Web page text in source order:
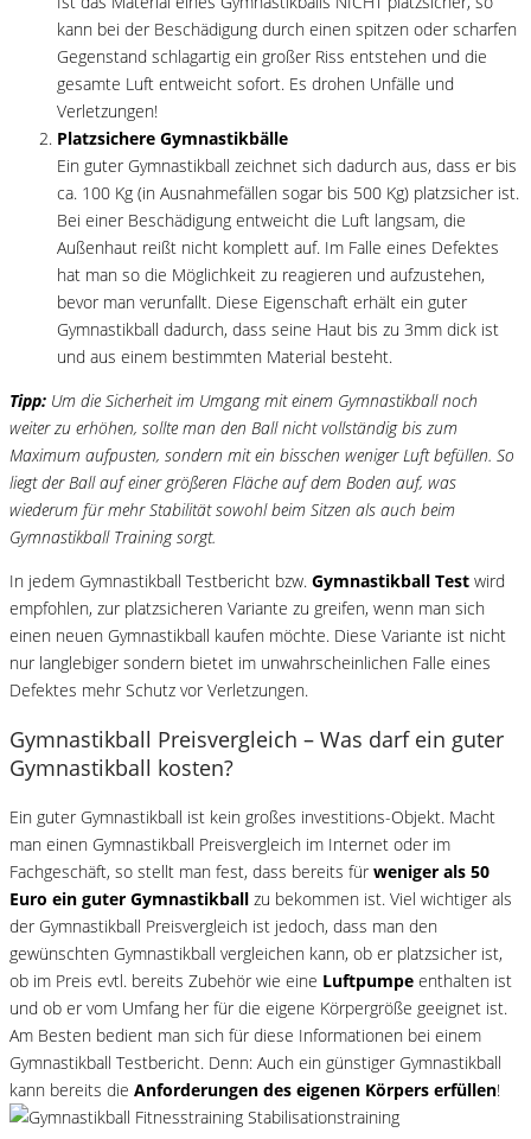
kann bei der Beschädigung durch einen spitzen oder scharfen
Gegenstand schlagartig ein großer Riss entstehen und die
gesamte Luft entweicht sofort. Es drohen Unfälle und
Verletzungen!
Platzsichere Gymnastikbälle
Ein guter Gymnastikball zeichnet sich dadurch aus, dass er bis
ca. 100 Kg (in Ausnahmefällen sogar bis 500 Kg) platzsicher ist.
Bei einer Beschädigung entweicht die Luft langsam, die
Außenhaut reißt nicht komplett auf. Im Falle eines Defektes
hat man so die Möglichkeit zu reagieren und aufzustehen,
bevor man verunfallt. Diese Eigenschaft erhält ein guter
Gymnastikball dadurch, dass seine Haut bis zu 3mm dick ist
und aus einem bestimmten Material besteht.
Tipp: Um die Sicherheit im Umgang mit einem Gymnastikball noch
weiter zu erhöhen, sollte man den Ball nicht vollständig bis zum
Maximum aufpusten, sondern mit ein bisschen weniger Luft befüllen. So
liegt der Ball auf einer größeren Fläche auf dem Boden auf, was
wiederum für mehr Stabilität sowohl beim Sitzen als auch beim
Gymnastikball Training sorgt.
In jedem Gymnastikball Testbericht bzw. Gymnastikball Test wird
empfohlen, zur platzsicheren Variante zu greifen, wenn man sich
einen neuen Gymnastikball kaufen möchte. Diese Variante ist nicht
nur langlebiger sondern bietet im unwahrscheinlichen Falle eines
Defektes mehr Schutz vor Verletzungen.
Gymnastikball Preisvergleich – Was darf ein guter
Gymnastikball kosten?
Ein guter Gymnastikball ist kein großes investitions-Objekt. Macht
man einen Gymnastikball Preisvergleich im Internet oder im
Fachgeschäft, so stellt man fest, dass bereits für weniger als 50
Euro ein guter Gymnastikball zu bekommen ist. Viel wichtiger als
der Gymnastikball Preisvergleich ist jedoch, dass man den
gewünschten Gymnastikball vergleichen kann, ob er platzsicher ist,
ob im Preis evtl. bereits Zubehör wie eine Luftpumpe enthalten ist
und ob er vom Umfang her für die eigene Körpergröße geeignet ist.
Am Besten bedient man sich für diese Informationen bei einem
Gymnastikball Testbericht. Denn: Auch ein günstiger Gymnastikball
kann bereits die Anforderungen des eigenen Körpers erfüllen!